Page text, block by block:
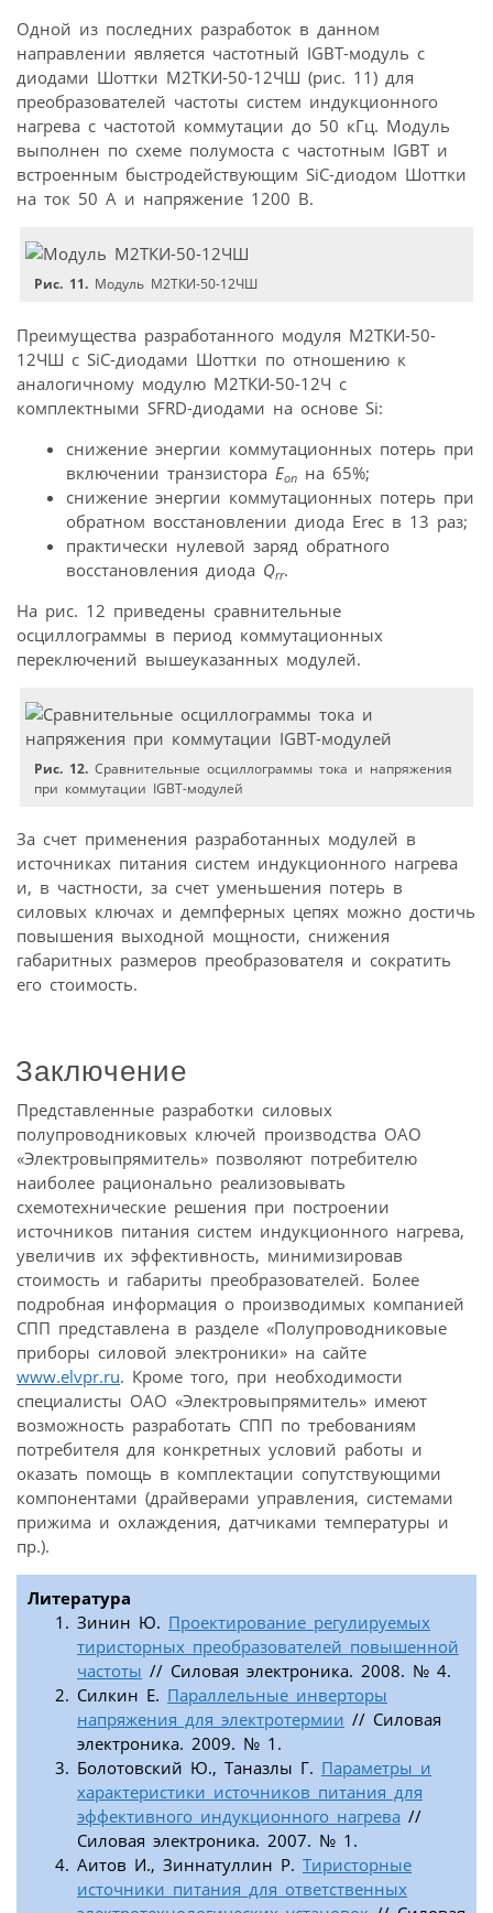
Одной из последних разработок в данном
направлении является частотный IGBT-модуль с
диодами Шоттки М2ТКИ-50-12ЧШ (рис. 11) для
преобразователей частоты систем индукционного
нагрева с частотой коммутации до 50 кГц. Модуль
выполнен по схеме полумоста с частотным IGBT и
встроенным быстродействующим SiC-диодом Шоттки
на ток 50 А и напряжение 1200 В.
Рис. 11. Модуль М2ТКИ-50-12ЧШ
Преимущества разработанного модуля М2ТКИ-50-
12ЧШ с SiC-диодами Шоттки по отношению к
аналогичному модулю М2ТКИ-50-12Ч с
комплектными SFRD-диодами на основе Si:
снижение энергии коммутационных потерь при
включении транзистора Eon на 65%;
снижение энергии коммутационных потерь при
обратном восстановлении диода Erec в 13 раз;
практически нулевой заряд обратного
восстановления диода Qrr.
На рис. 12 приведены сравнительные
осциллограммы в период коммутационных
переключений вышеуказанных модулей.
Рис. 12. Сравнительные осциллограммы тока и напряжения
при коммутации IGBT-модулей
За счет применения разработанных модулей в
источниках питания систем индукционного нагрева
и, в частности, за счет уменьшения потерь в
силовых ключах и демпферных цепях можно достичь
повышения выходной мощности, снижения
габаритных размеров преобразователя и сократить
его стоимость.
Заключение
Представленные разработки силовых
полупроводниковых ключей производства ОАО
«Электровыпрямитель» позволяют потребителю
наиболее рационально реализовывать
схемотехнические решения при построении
источников питания систем индукционного нагрева,
увеличив их эффективность, минимизировав
стоимость и габариты преобразователей. Более
подробная информация о производимых компанией
СПП представлена в разделе «Полупроводниковые
приборы силовой электроники» на сайте
www.elvpr.ru. Кроме того, при необходимости
специалисты ОАО «Электровыпрямитель» имеют
возможность разработать СПП по требованиям
потребителя для конкретных условий работы и
оказать помощь в комплектации сопутствующими
компонентами (драйверами управления, системами
прижима и охлаждения, датчиками температуры и
пр.).
Литература
Зинин Ю. Проектирование регулируемых
тиристорных преобразователей повышенной
частоты // Силовая электроника. 2008. № 4.
Силкин Е. Параллельные инверторы
напряжения для электротермии // Силовая
электроника. 2009. № 1.
Болотовский Ю., Таназлы Г. Параметры и
характеристики источников питания для
эффективного индукционного нагрева //
Силовая электроника. 2007. № 1.
Аитов И., Зиннатуллин Р. Тиристорные
источники питания для ответственных